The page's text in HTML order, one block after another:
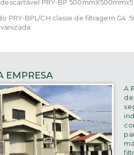
PRY-BP
PRY-BPL/CH classe de filtragem
EMPRESA
A